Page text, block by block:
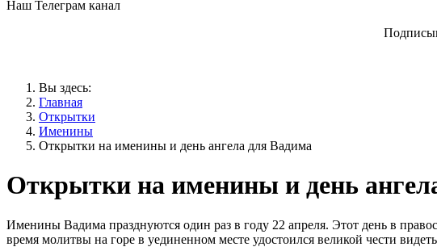
Наш Телеграм канал
Вы здесь:
Главная
Открытки
Именины
Открытки на именины и день ангела для Вадима
Открытки на именины и день
Именины Вадима празднуются один раз в году 22 апреля. Этот день в
время молитвы на горе в уединенном месте удостоился великой чести